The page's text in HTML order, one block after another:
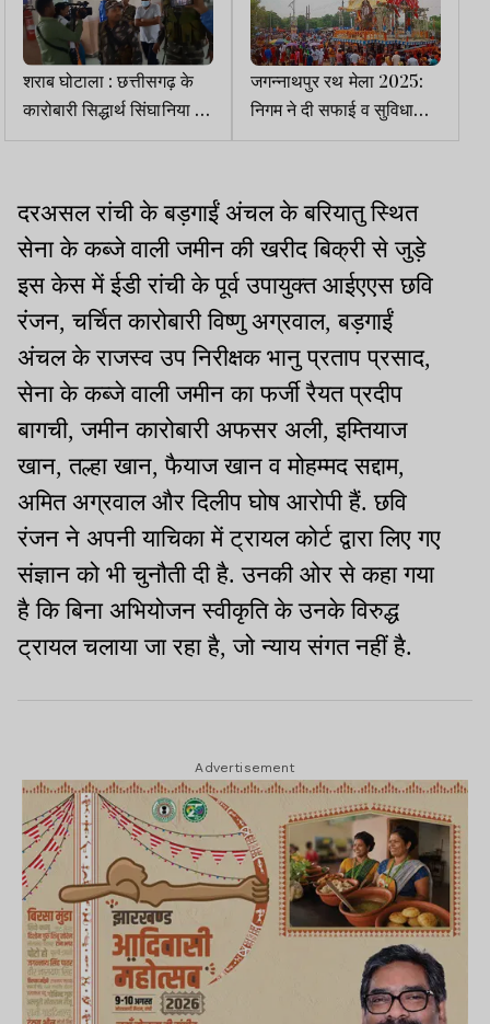
शराब घोटाला : छत्तीसगढ़ के
कारोबारी सिद्धार्थ सिंघानिया को
ACB कोर्ट में किया गया पेश
जगन्नाथपुर रथ मेला 2025:
निगम ने दी सफाई व सुविधाओं
को लेकर जिम्मेदारियां, तैयारियां
दरअसल रांची के बड़गाईं अंचल के बरियातु स्थित
सेना के कब्जे वाली जमीन की खरीद बिक्री से जुड़े
इस केस में ईडी रांची के पूर्व उपायुक्त आईएएस छवि
रंजन, चर्चित कारोबारी विष्णु अग्रवाल, बड़गाईं
अंचल के राजस्व उप निरीक्षक भानु प्रताप प्रसाद,
सेना के कब्जे वाली जमीन का फर्जी रैयत प्रदीप
बागची, जमीन कारोबारी अफसर अली, इम्तियाज
खान, तल्हा खान, फैयाज खान व मोहम्मद सद्दाम,
अमित अग्रवाल और दिलीप घोष आरोपी हैं. छवि
रंजन ने अपनी याचिका में ट्रायल कोर्ट द्वारा लिए गए
संज्ञान को भी चुनौती दी है. उनकी ओर से कहा गया
है कि बिना अभियोजन स्वीकृति के उनके विरुद्ध
ट्रायल चलाया जा रहा है, जो न्याय संगत नहीं है.
Advertisement